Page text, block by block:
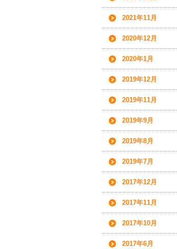
2021年11月
2020年12月
2020年1月
2019年12月
2019年11月
2019年9月
2019年8月
2019年7月
2017年12月
2017年11月
2017年10月
2017年6月